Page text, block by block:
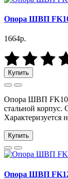
Опора ШВП
1664р.
Купить
Опора ШВП FK10
стальной корпус.
Характеризуется
Купить
Опора ШВП